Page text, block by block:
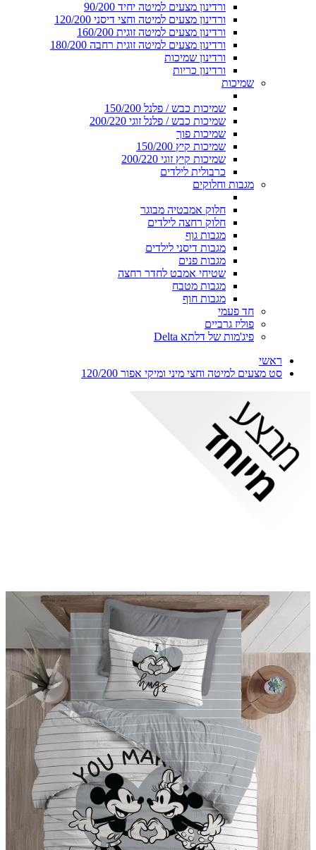
ורדינון מצעים למיטה יחיד 90/200
ורדינון מצעים למיטה וחצי דיסני 120/200
ורדינון מצעים למיטה זוגית 160/200
ורדינון מצעים למיטה זוגית רחבה 180/200
ורדינון שמיכות
ורדינון כריות
שמיכות
שמיכות כבש / פלנל 150/200
שמיכות כבש / פלנל זוגי 200/220
שמיכות פוך
שמיכות קיץ 150/200
שמיכות קיץ זוגי 200/220
כרבולית לילדים
מגבות וחלוקים
חלוק אמבטיה מבוגר
חלוק רחצה לילדים
מגבות גוף
מגבות דיסני לילדים
מגבות פנים
שטיחי אמבט לחדר רחצה
מגבות מטבח
מגבות חוף
חד פעמי
פוליז גרביים
פיג'מות של דלתא Delta
ראשי
סט מצעים למיטה וחצי מיני ומיקי אפור 120/200